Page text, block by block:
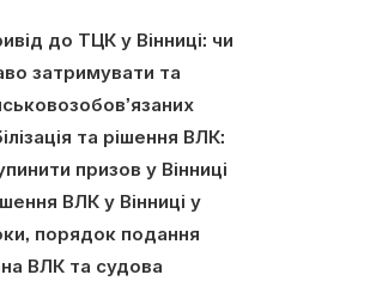
до ТЦК у Вінниці: чи
затримувати та
та рішення ВЛК:
призов у Вінниці
ВЛК у Вінниці у
порядок подання
ВЛК та судова